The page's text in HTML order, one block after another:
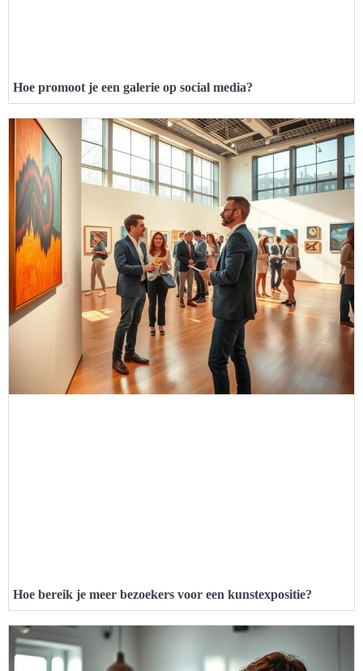
Hoe promoot je een galerie op social media?
Hoe bereik je meer bezoekers voor een kunstexpositie?